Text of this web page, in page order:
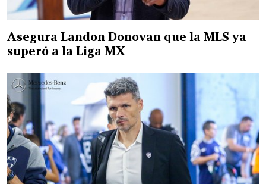
Asegura Landon Donovan que la MLS ya
superó a la Liga MX